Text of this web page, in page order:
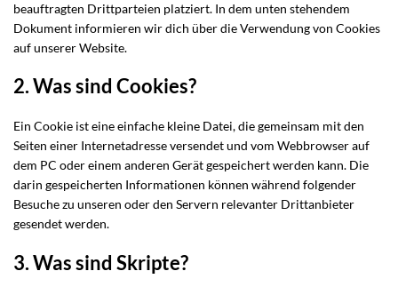
beauftragten Drittparteien platziert. In dem unten stehendem
Dokument informieren wir dich über die Verwendung von Cookies
auf unserer Website.
2. Was sind Cookies?
Ein Cookie ist eine einfache kleine Datei, die gemeinsam mit den
Seiten einer Internetadresse versendet und vom Webbrowser auf
dem PC oder einem anderen Gerät gespeichert werden kann. Die
darin gespeicherten Informationen können während folgender
Besuche zu unseren oder den Servern relevanter Drittanbieter
gesendet werden.
3. Was sind Skripte?